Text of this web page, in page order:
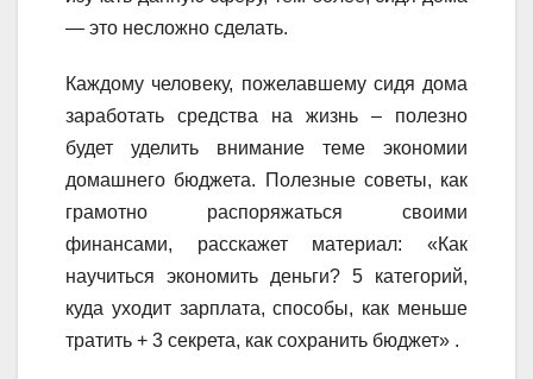
— это несложно сделать.
Каждому человеку, пожелавшему сидя дома
заработать средства на жизнь – полезно
будет уделить внимание теме экономии
домашнего бюджета. Полезные советы, как
грамотно распоряжаться своими
финансами, расскажет материал: «Как
научиться экономить деньги? 5 категорий,
куда уходит зарплата, способы, как меньше
тратить + 3 секрета, как сохранить бюджет» .